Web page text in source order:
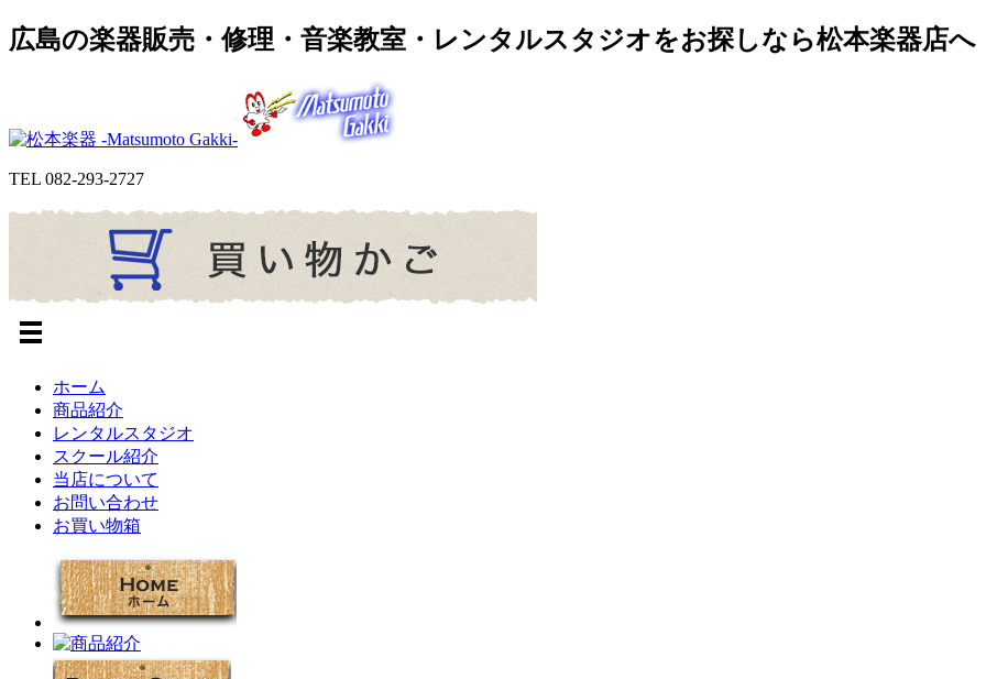
広島の楽器販売・修理・音楽教室・レンタルスタジオをお探しなら松本楽器店へ
TEL 082-293-2727
ホーム
商品紹介
レンタルスタジオ
スクール紹介
当店について
お問い合わせ
お買い物箱